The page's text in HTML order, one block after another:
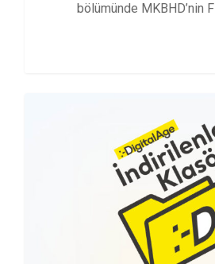
bölümünde MKBHD’nin